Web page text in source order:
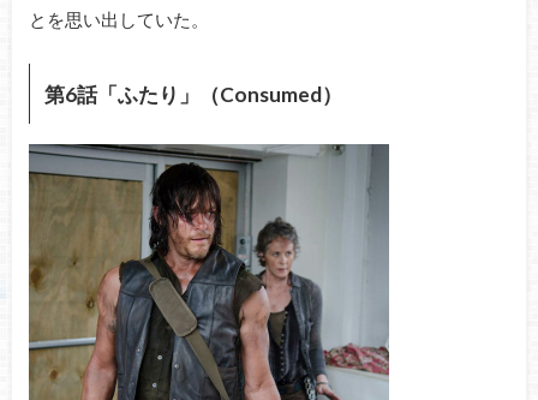
とを思い出していた。
第6話「ふたり」（Consumed）